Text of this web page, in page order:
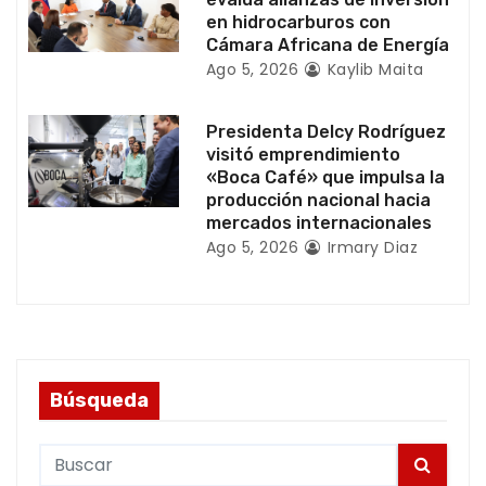
r
a
d
a
s
en hidrocarburos con
Cámara Africana de Energía
Ago 5, 2026 Kaylib Maita
Presidenta Delcy Rodríguez
visitó emprendimiento
«Boca Café» que impulsa la
producción nacional hacia
mercados internacionales
Ago 5, 2026 Irmary Diaz
Búsqueda